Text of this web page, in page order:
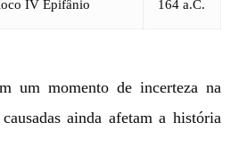
IV Epifânio 164 a.C.
um momento de incerteza na
ainda afetam a história